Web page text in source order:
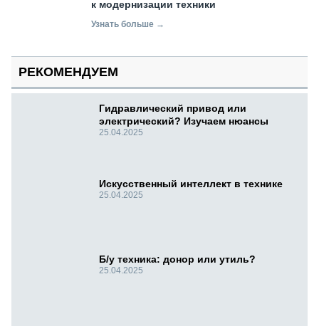
к модернизации техники
Узнать больше →
РЕКОМЕНДУЕМ
Гидравлический привод или
электрический? Изучаем нюансы
25.04.2025
Искусственный интеллект в технике
25.04.2025
Б/у техника: донор или утиль?
25.04.2025